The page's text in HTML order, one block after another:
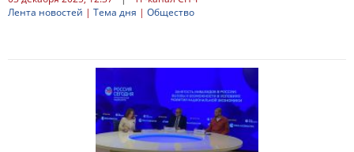
Лента новостей | Тема дня | Общество